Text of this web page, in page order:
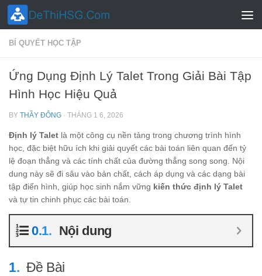
Skip to content
BÍ QUYẾT HỌC TẬP
Ứng Dụng Định Lý Talet Trong Giải Bài Tập
Hình Học Hiệu Quả
BY THẦY ĐÔNG · THÁNG 1 6, 2026
Định lý Talet là một công cụ nền tảng trong chương trình hình
học, đặc biệt hữu ích khi giải quyết các bài toán liên quan đến tỷ
lệ đoạn thẳng và các tính chất của đường thẳng song song. Nội
dung này sẽ đi sâu vào bản chất, cách áp dụng và các dạng bài
tập điển hình, giúp học sinh nắm vững kiến thức định lý Talet
và tự tin chinh phục các bài toán.
Nội dung
Đề Bài